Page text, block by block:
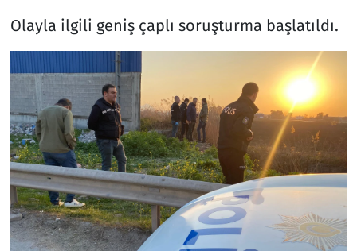
Olayla ilgili geniş çaplı soruşturma başlatıldı.